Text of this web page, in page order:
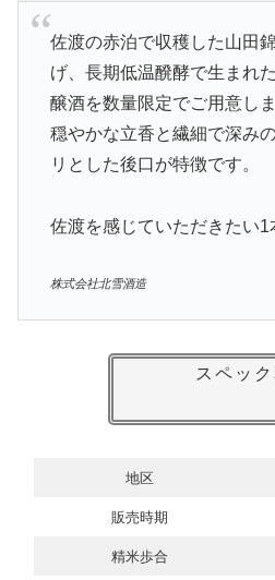
佐渡の赤泊で収穫した山田
げ、長期低温醗酵で生まれ
醸酒を数量限定でご用意しま
穏やかな立香と繊細で深み
リとした後口が特徴です。
佐渡を感じていただきたい1
株式会社北雪酒造
スペック
地区
販売時期
精米歩合